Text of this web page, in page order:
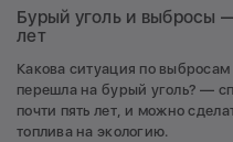
Бурый уголь и выбросы
лет
Какова ситуация по
перешла на бурый уголь? —
почти пять лет, и можно
топлива на экологию.